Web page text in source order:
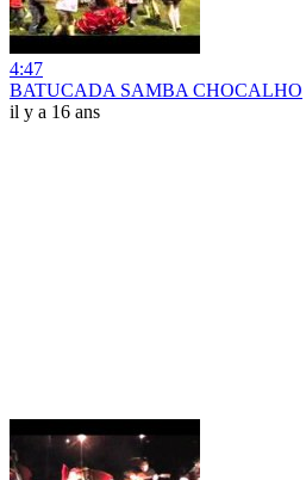
4:47
BATUCADA SAMBA CHOCALHO
il y a 16 ans